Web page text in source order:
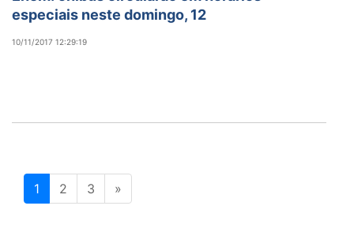
especiais neste domingo, 12
10/11/2017 12:29:19
1 2 3 »